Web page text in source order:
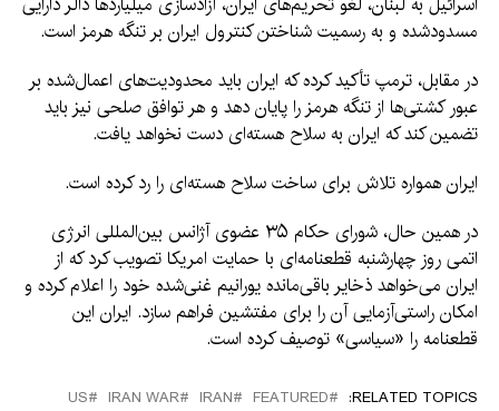
مسدودشده و به رسمیت شناختن کنترول ایران بر تنگه هرمز است.
در مقابل، ترمپ تأکید کرده که ایران باید محدودیت‌های اعمال‌شده بر
عبور کشتی‌ها از تنگه هرمز را پایان دهد و هر توافق صلحی نیز باید
تضمین کند که ایران به سلاح هسته‌ای دست نخواهد یافت.
ایران همواره تلاش برای ساخت سلاح هسته‌ای را رد کرده است.
در همین حال، شورای حکام ۳۵ عضوی آژانس بین‌المللی انرژی
اتمی روز چهارشنبه قطعنامه‌ای با حمایت امریکا تصویب کرد که از
ایران می‌خواهد ذخایر باقی‌مانده یورانیم غنی‌شده خود را اعلام کرده و
امکان راستی‌آزمایی آن را برای مفتشین فراهم سازد. ایران این
قطعنامه را «سیاسی» توصیف کرده است.
RELATED TOPICS:
FEATURED
IRAN
IRAN WAR
US